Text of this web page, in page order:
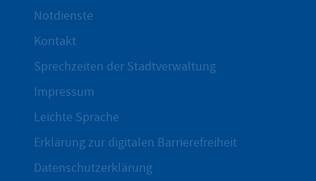
Notdienste
Kontakt
Sprechzeiten der Stadtverwaltung
Impressum
Leichte Sprache
Erklärung zur digitalen Barrierefreiheit
Datenschutzerklärung